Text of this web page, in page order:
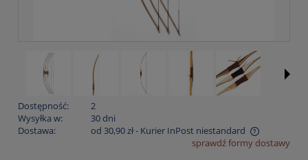
Dostępność:
2
Wysyłka w:
30 dni
Dostawa:
od 30,90 zł- Kurier InPost niestandard
Cena nie zawiera ewentualnych kosztów płatnościsprawdź formy dostawy